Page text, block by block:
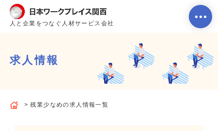
人と企業をつなぐ人材サービス会社
ホーム
求人情報
残業少なめの求人情報一覧